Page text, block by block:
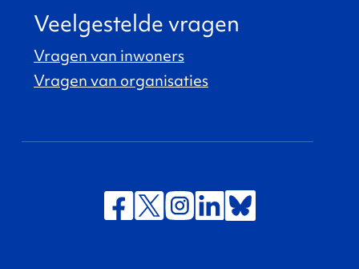
Veelgestelde vragen
Vragen van inwoners
Vragen van organisaties